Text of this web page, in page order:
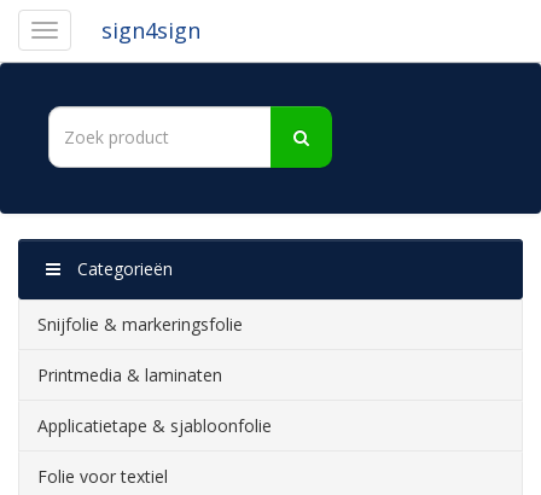
sign4sign
Categorieën
Snijfolie & markeringsfolie
Printmedia & laminaten
Applicatietape & sjabloonfolie
Folie voor textiel